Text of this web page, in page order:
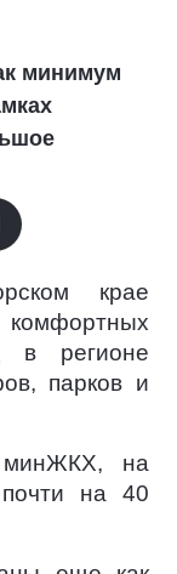
минимум
крае
в регионе
парков и
минЖКХ, на
на 40